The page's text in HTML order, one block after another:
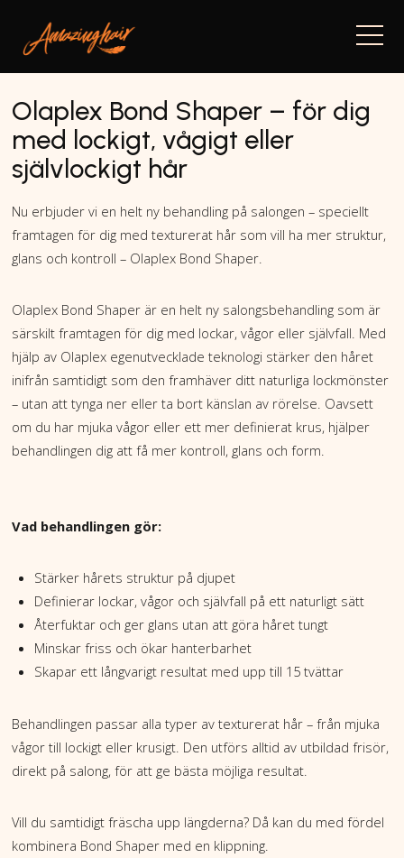
Olaplex Bond Shaper – för dig
med lockigt, vågigt eller
självlockigt hår
Nu erbjuder vi en helt ny behandling på salongen – speciellt
framtagen för dig med texturerat hår som vill ha mer struktur,
glans och kontroll – Olaplex Bond Shaper.
Olaplex Bond Shaper är en helt ny salongsbehandling som är
särskilt framtagen för dig med lockar, vågor eller självfall. Med
hjälp av Olaplex egenutvecklade teknologi stärker den håret
inifrån samtidigt som den framhäver ditt naturliga lockmönster
– utan att tynga ner eller ta bort känslan av rörelse. Oavsett
om du har mjuka vågor eller ett mer definierat krus, hjälper
behandlingen dig att få mer kontroll, glans och form.
Vad behandlingen gör:
Stärker hårets struktur på djupet
Definierar lockar, vågor och självfall på ett naturligt sätt
Återfuktar och ger glans utan att göra håret tungt
Minskar friss och ökar hanterbarhet
Skapar ett långvarigt resultat med upp till 15 tvättar
Behandlingen passar alla typer av texturerat hår – från mjuka
vågor till lockigt eller krusigt. Den utförs alltid av utbildad frisör,
direkt på salong, för att ge bästa möjliga resultat.
Vill du samtidigt fräscha upp längderna? Då kan du med fördel
kombinera Bond Shaper med en klippning.